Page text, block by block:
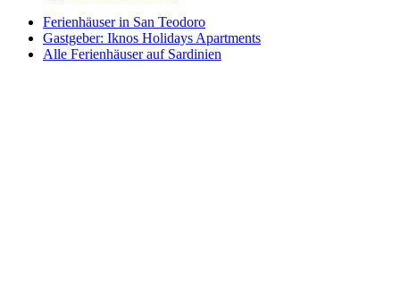
Ferienhäuser in San Teodoro
Gastgeber: Iknos Holidays Apartments
Alle Ferienhäuser auf Sardinien